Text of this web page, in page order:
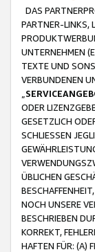
DAS
PARTNER-LINKS,
UNTERNEHMEN
TEXTE UND
VERBUNDENEN
ODER
GESETZLICH
SCHLIESSEN
ÜBLICHEN
NOCH UNSERE
BESCHRIEBEN
KORREKT,
HAFTEN FÜR: (A)